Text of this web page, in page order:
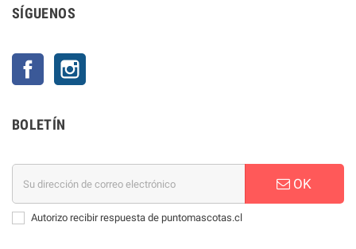
SÍGUENOS
Facebook
BOLETÍN
OK
Autorizo recibir respuesta de puntomascotas.cl